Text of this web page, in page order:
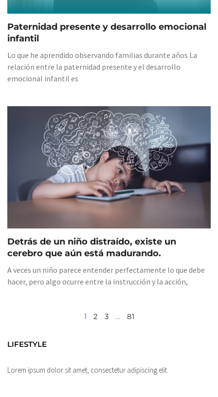
Paternidad presente y desarrollo emocional
infantil
Lo que he aprendido observando familias durante años La
relación entre la paternidad presente y el desarrollo
emocional infantil es
Detrás de un niño distraído, existe un
cerebro que aún está madurando.
A veces un niño parece entender perfectamente lo que debe
hacer, pero algo ocurre entre la instrucción y la acción,
1 2 3 … 81
LIFESTYLE
Lorem ipsum dolor sit amet, consectetur adipiscing elit.